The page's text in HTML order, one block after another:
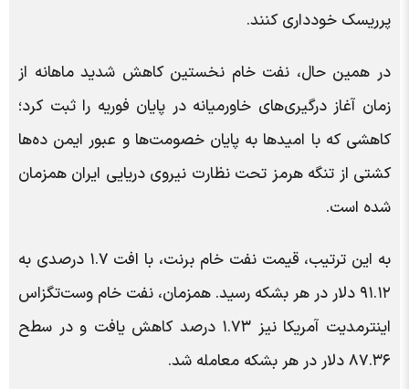
پرریسک خودداری کنند.
در همین حال، نفت خام نخستین کاهش شدید ماهانه از
زمان آغاز درگیری‌های خاورمیانه در پایان فوریه را ثبت کرد؛
کاهشی که با امیدها به پایان خصومت‌ها و عبور ایمن ده‌ها
کشتی از تنگه هرمز تحت نظارت نیروی دریایی ایران همزمان
شده است.
به این ترتیب، قیمت نفت خام برنت، با افت ۱.۷ درصدی به
۹۱.۱۲ دلار در هر بشکه رسید. همزمان، نفت خام وست‌تگزاس
اینترمدیت آمریکا نیز ۱.۷۳ درصد کاهش یافت و در سطح
۸۷.۳۶ دلار در هر بشکه معامله شد.